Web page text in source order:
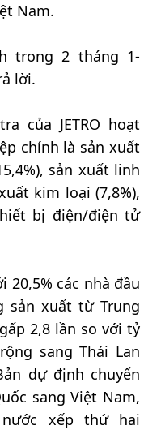
Nam.
trong 2 tháng 1-
lời.
của JETRO hoạt
chính là sản xuất
sản xuất linh
kim loại (7,8%),
bị điện/điện tử
20,5% các nhà đầu
sản xuất từ Trung
2,8 lần so với tỷ
sang Thái Lan
dự định chuyển
sang Việt Nam,
xếp thứ hai